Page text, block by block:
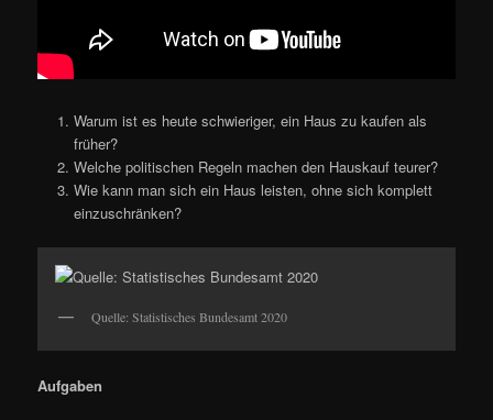
Warum ist es heute schwieriger, ein Haus zu kaufen als
früher?
Welche politischen Regeln machen den Hauskauf teurer?
Wie kann man sich ein Haus leisten, ohne sich komplett
einzuschränken?
Quelle: Statistisches Bundesamt 2020
Aufgaben